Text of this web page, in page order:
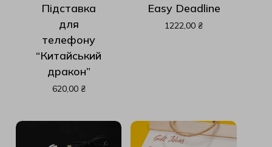
Підставка
для
телефону
“Китайський
дракон”
620,00 ₴
Easy Deadline
1222,00 ₴